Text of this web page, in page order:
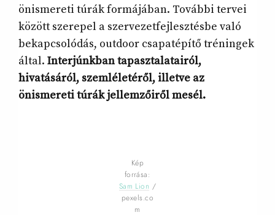
önismereti túrák formájában. További tervei
között szerepel a szervezetfejlesztésbe való
bekapcsolódás, outdoor csapatépítő tréningek
által. Interjúnkban tapasztalatairól,
hivatásáról, szemléletéről, illetve az
önismereti túrák jellemzőiről mesél.
Kép
forrása:
Sam Lion /
pexels.co
m